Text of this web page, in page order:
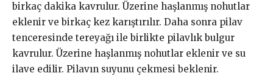
birkaç dakika kavrulur. Üzerine haşlanmış nohutlar
eklenir ve birkaç kez karıştırılır. Daha sonra pilav
tenceresinde tereyağı ile birlikte pilavlık bulgur
kavrulur. Üzerine haşlanmış nohutlar eklenir ve su
ilave edilir. Pilavın suyunu çekmesi beklenir.